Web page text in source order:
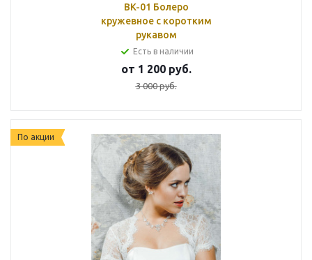
BK-01 Болеро
кружевное с коротким
рукавом
Есть в наличии
от 1 200руб.
3 000руб.
По акции